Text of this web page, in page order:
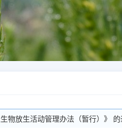
物放生活动管理办法（暂行）》 的